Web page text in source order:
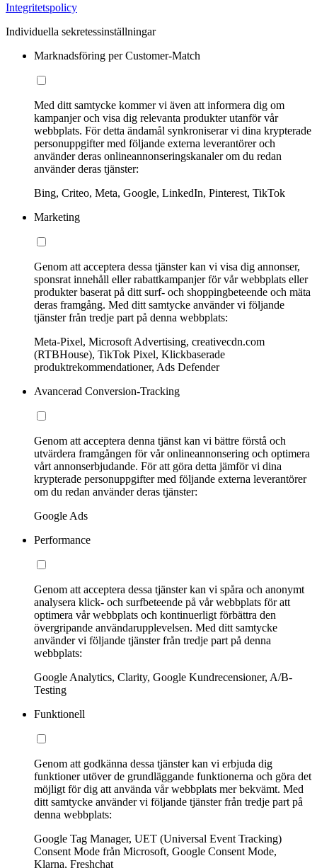
Integritetspolicy
Individuella sekretessinställningar
Marknadsföring per Customer-Match
Med ditt samtycke kommer vi även att informera dig om
kampanjer och visa dig relevanta produkter utanför vår
webbplats. För detta ändamål synkroniserar vi dina krypterade
personuppgifter med följande externa leverantörer och
använder deras onlineannonseringskanaler om du redan
använder deras tjänster:
Bing, Criteo, Meta, Google, LinkedIn, Pinterest, TikTok
Marketing
Genom att acceptera dessa tjänster kan vi visa dig annonser,
sponsrat innehåll eller rabattkampanjer för vår webbplats eller
produkter baserat på ditt surf- och shoppingbeteende och mäta
deras framgång. Med ditt samtycke använder vi följande
tjänster från tredje part på denna webbplats:
Meta-Pixel, Microsoft Advertising, creativecdn.com
(RTBHouse), TikTok Pixel, Klickbaserade
produktrekommendationer, Ads Defender
Avancerad Conversion-Tracking
Genom att acceptera denna tjänst kan vi bättre förstå och
utvärdera framgången för vår onlineannonsering och optimera
vårt annonserbjudande. För att göra detta jämför vi dina
krypterade personuppgifter med följande externa leverantörer
om du redan använder deras tjänster:
Google Ads
Performance
Genom att acceptera dessa tjänster kan vi spåra och anonymt
analysera klick- och surfbeteende på vår webbplats för att
optimera vår webbplats och kontinuerligt förbättra den
övergripande användarupplevelsen. Med ditt samtycke
använder vi följande tjänster från tredje part på denna
webbplats:
Google Analytics, Clarity, Google Kundrecensioner, A/B-
Testing
Funktionell
Genom att godkänna dessa tjänster kan vi erbjuda dig
funktioner utöver de grundläggande funktionerna och göra det
möjligt för dig att använda vår webbplats mer bekvämt. Med
ditt samtycke använder vi följande tjänster från tredje part på
denna webbplats:
Google Tag Manager, UET (Universal Event Tracking)
Consent Mode från Microsoft, Google Consent Mode,
Klarna, Freshchat